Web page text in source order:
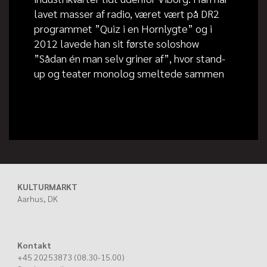
lavet masser af radio, været vært på DR2
programmet ”Quiz i en Hornlygte” og i
2012 lavede han sit første soloshow
”Sådan én man selv griner af”, hvor stand-
up og teater monolog smeltede sammen
KULTURMARKT
Aarhus, DK
Kontakt
+45 20253873 (08.30-15.00)